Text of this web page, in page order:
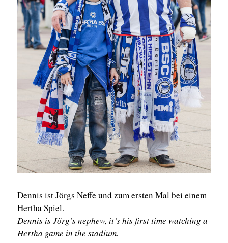
Dennis ist Jörgs Neffe und zum ersten Mal bei einem
Hertha Spiel.
Dennis is Jörg’s nephew, it’s his first time watching a
Hertha game in the stadium.